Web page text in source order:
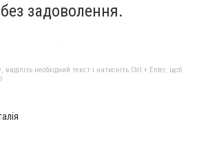
задоволення.
необхідний текст і натисніть Ctrl + Enter, щоб